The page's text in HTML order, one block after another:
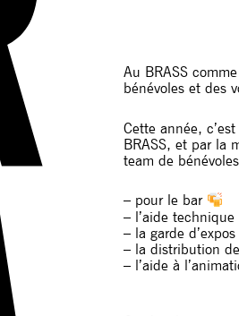
Au BRASS
bénévoles et des
Cette année,
BRASS, et par la
team de
– pour le bar
– l’aide technique
– la garde d’expos
– la distribution
– l’aide à